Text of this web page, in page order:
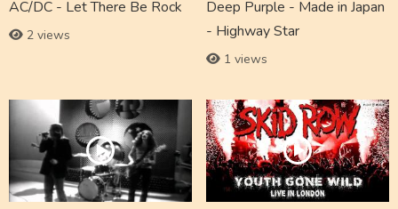
AC/DC - Let There Be Rock
2 views
Deep Purple - Made in Japan
- Highway Star
1 views